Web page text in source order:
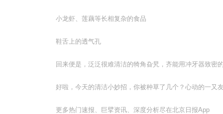
小龙虾、莲藕等长相复杂的食品
鞋舌上的透气孔
回来便是，泛泛很难清洁的犄角旮旯，齐能用冲牙器致密
好啦，今天的清洁小妙招，你被种草了几个？心动的一又
更多热门速报、巨擘资讯、深度分析尽在北京日报App